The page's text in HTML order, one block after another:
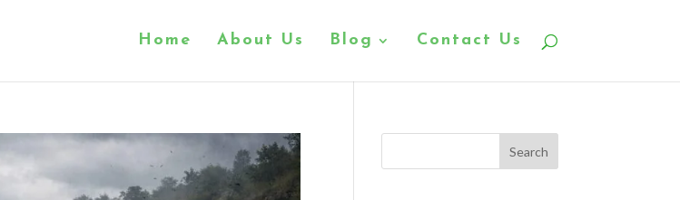
Home About Us Blog Contact Us
Search